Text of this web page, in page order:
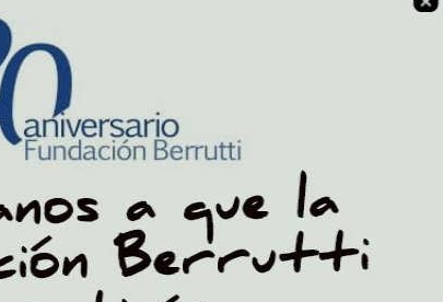
ESPACIO NATURAL DE LA
natural está distribuido por talleres, zonas